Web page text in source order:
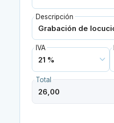
Descripción
IVA
Total